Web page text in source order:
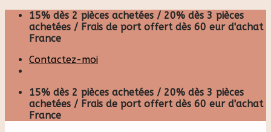
Skip
content
15% dès 2 pièces achetées / 20% dès 3 pièces
achetées / Frais de port offert dès 60 eur d'achat
France
Contactez-moi
15% dès 2 pièces achetées / 20% dès 3 pièces
achetées / Frais de port offert dès 60 eur d'achat
France